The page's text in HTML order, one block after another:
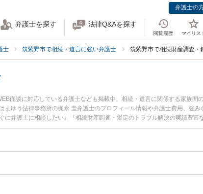
弁護士の
弁護士を探す 法律Q&Aを探す
閲覧履歴 マイリス
士 筑紫野市で相続・遺言に強い弁護士 筑紫野市で相続財産調査・
面談に対応している弁護士なども掲載中。相続・遺言に関係する家族間
ゆう法律事務所の梶永 圭弁護士のプロフィール情報や弁護士費用、強み
弁護士に相談したい』『相続財産調査・鑑定のトラブル解決の実績豊富
に相談予約したい』などでお困りの相談者さんにおすすめです。